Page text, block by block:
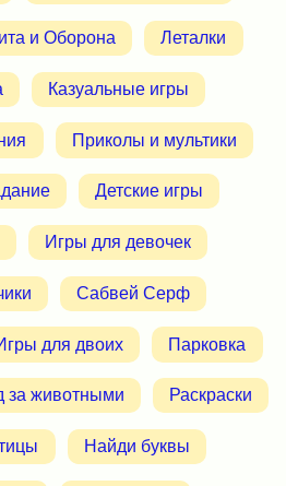
и Оборона Леталки
Казуальные игры
Приколы и мультики
Детские игры
Игры для девочек
Сабвей Серф
для двоих Парковка
за животными Раскраски
Найди буквы